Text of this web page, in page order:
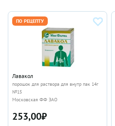
ПО РЕЦЕПТУ
Лавакол
порошок для раствора для внутр пак 14г
№15
Московская ФФ ЗАО
253,00₽